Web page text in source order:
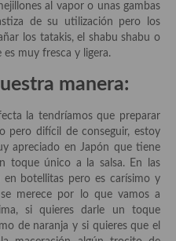
hierbas aromáticas o
al vapor o unas gambas
de su utilización pero los
los tatakis, el shabu shabu o
muy fresca y ligera.
manera:
la tendríamos que preparar
pero difícil de conseguir, estoy
apreciado en Japón que tiene
toque único a la salsa. En las
en botellitas pero es carísimo y
merece por lo que vamos a
si quieres darle un toque
de naranja y si quieres que el